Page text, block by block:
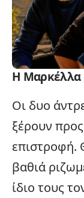
Η Μαρκέλλα
Οι δυο
ξέρουν
επιστροφή.
βαθιά
ίδιο τους